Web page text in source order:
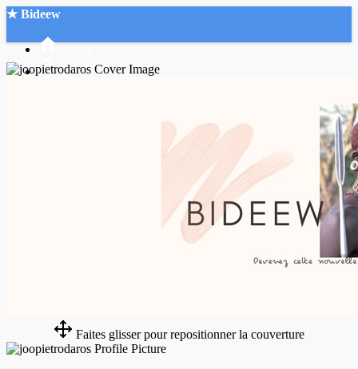
★ Bideew
Faites glisser pour repositionner la couverture